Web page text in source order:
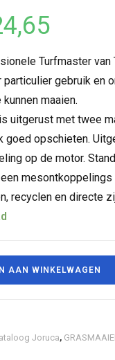
Turfmaster
particulier gebruik en
maaien.
uitgerust met twee
goed opschieten.
op de motor.
recyclen en directe
AAN WINKELWAGEN
Joruca,